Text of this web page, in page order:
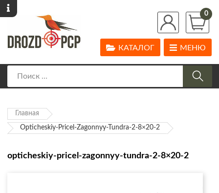
0
МЕНЮ
КАТАЛОГ
Главная
Opticheskiy-Pricel-Zagonnyy-Tundra-2-8×20-2
opticheskiy-pricel-zagonnyy-tundra-2-8×20-2